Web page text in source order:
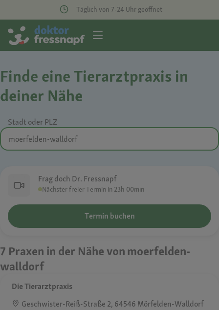
Täglich von 7-24 Uhr geöffnet
Finde eine Tierarztpraxis in
deiner Nähe
Stadt oder PLZ
Frag doch Dr. Fressnapf
Nächster freier Termin in 23h 00min
Termin buchen
7 Praxen in der Nähe von moerfelden-
walldorf
Die Tierarztpraxis
Geschwister-Reiß-Straße 2, 64546 Mörfelden-Walldorf